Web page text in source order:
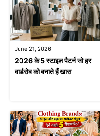
June 21, 2026
2026 के 5 स्टाइल पैटर्न जो हर
वार्डरोब को बनाते हैं खास